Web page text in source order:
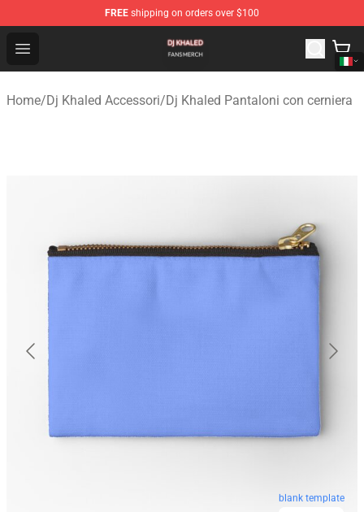
FREE shipping on orders over $100
Open menu
Dj Khaled Shop - Official Dj Khaled Merchandise Store
Home/Dj Khaled Accessori/Dj Khaled Pantaloni con cerniera
blank template